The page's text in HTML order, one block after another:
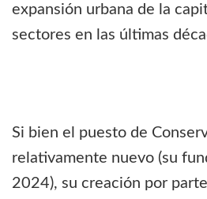
expansión urbana de la
sectores en las últimas
Si bien el puesto de
relativamente nuevo (su
2024), su creación por